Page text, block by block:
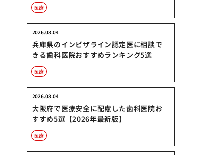
医療
兵庫県のインビザライン認定医に相談で
きる歯科医院おすすめランキング5選
2026.08.04
医療
大阪府で医療安全に配慮した歯科医院お
すすめ5選【2026年最新版】
2026.08.04
医療